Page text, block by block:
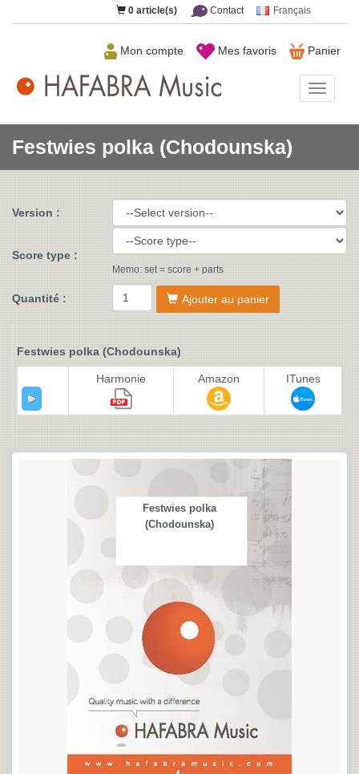
0 article(s) Contact Français
Panier
Mes favoris
Mon compte
Music
Festwies polka (Chodounska)
Version :
Score type :
Memo: set = score + parts
Quantité : Ajouter au panier
Festwies polka (Chodounska)
Harmonie Amazon ITunes
Festwies polka
(Chodounska)